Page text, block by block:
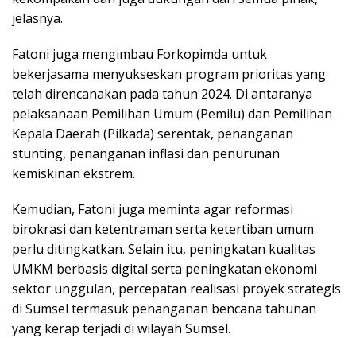
jelasnya.
Fatoni juga mengimbau Forkopimda untuk
bekerjasama menyukseskan program prioritas yang
telah direncanakan pada tahun 2024. Di antaranya
pelaksanaan Pemilihan Umum (Pemilu) dan Pemilihan
Kepala Daerah (Pilkada) serentak, penanganan
stunting, penanganan inflasi dan penurunan
kemiskinan ekstrem.
Kemudian, Fatoni juga meminta agar reformasi
birokrasi dan ketentraman serta ketertiban umum
perlu ditingkatkan. Selain itu, peningkatan kualitas
UMKM berbasis digital serta peningkatan ekonomi
sektor unggulan, percepatan realisasi proyek strategis
di Sumsel termasuk penanganan bencana tahunan
yang kerap terjadi di wilayah Sumsel.